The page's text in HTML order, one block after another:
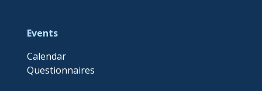
Events
Calendar
Questionnaires